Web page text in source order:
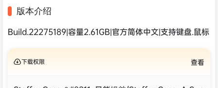
版本介绍
Build.22275189|容量2.61GB|官方简体中文|支持键盘.鼠标
下载权限 查看